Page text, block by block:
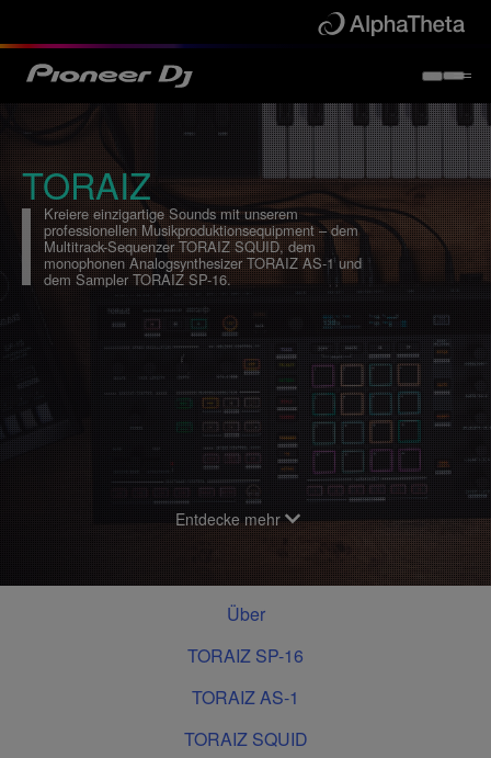
TORAIZSHARE
THIS
Kreiere einzigartige Sounds mit unserem
professionellen Musikproduktionsequipment – dem
Multitrack-Sequenzer TORAIZ SQUID, dem
monophonen Analogsynthesizer TORAIZ AS-1 und
dem Sampler TORAIZ SP-16.
Entdecke mehr
Über
TORAIZ SP-16
TORAIZ AS-1
TORAIZ SQUID